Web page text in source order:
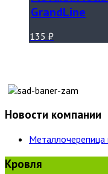
GrandLine
135 ₽
Новости компании
Металлочерепица
Кровля